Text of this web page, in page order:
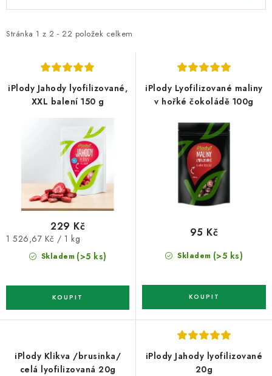
i
r
Stránka 1 z 2 - 22 položek celkem
e
p
iPlody Jahody lyofilizované,
XXL balení 150 g
Skladem (>5 ks)
229 Kč
Měrná
1 526,67 Kč / 1 kg
iPlody Lyofilizované maliny
v hořké čokoládě 100g
Skladem (>5 ks)
95 Kč
iPlody Klikva /brusinka/
celá lyofilizovaná 20g
iPlody Jahody lyofilizované
20g